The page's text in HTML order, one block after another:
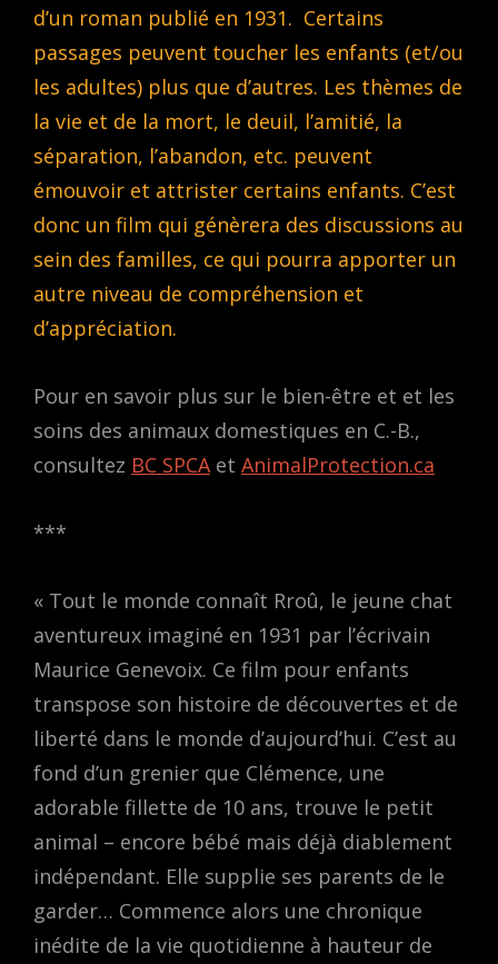
d’un roman publié en 1931. Certains
passages peuvent toucher les enfants (et/ou
les adultes) plus que d’autres. Les thèmes de
la vie et de la mort, le deuil, l’amitié, la
séparation, l’abandon, etc. peuvent
émouvoir et attrister certains enfants. C’est
donc un film qui génèrera des discussions au
sein des familles, ce qui pourra apporter un
autre niveau de compréhension et
d’appréciation.
Pour en savoir plus sur le bien-être et et les
soins des animaux domestiques en C.-B.,
consultez BC SPCAet AnimalProtection.ca
***
« Tout le monde connaît Rroû, le jeune chat
aventureux imaginé en 1931 par l’écrivain
Maurice Genevoix. Ce film pour enfants
transpose son histoire de découvertes et de
liberté dans le monde d’aujourd’hui. C’est au
fond d’un grenier que Clémence, une
adorable fillette de 10 ans, trouve le petit
animal – encore bébé mais déjà diablement
indépendant. Elle supplie ses parents de le
garder… Commence alors une chronique
inédite de la vie quotidienne à hauteur de